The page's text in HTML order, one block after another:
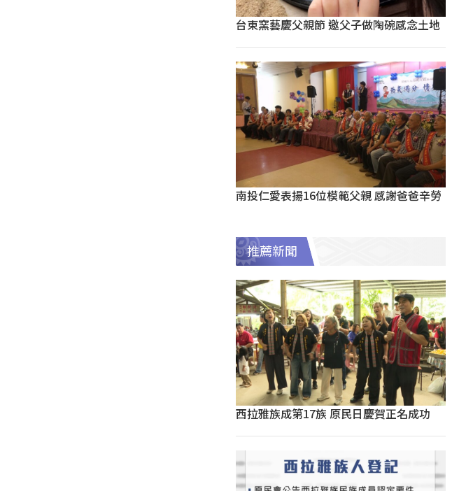
台東窯藝慶父親節 邀父子做陶碗感念土地
南投仁愛表揚16位模範父親 感謝爸爸辛勞
推薦新聞
西拉雅族成第17族 原民日慶賀正名成功